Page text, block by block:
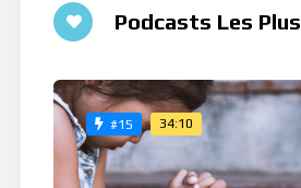
Podcasts Les Plus
#15 34:10